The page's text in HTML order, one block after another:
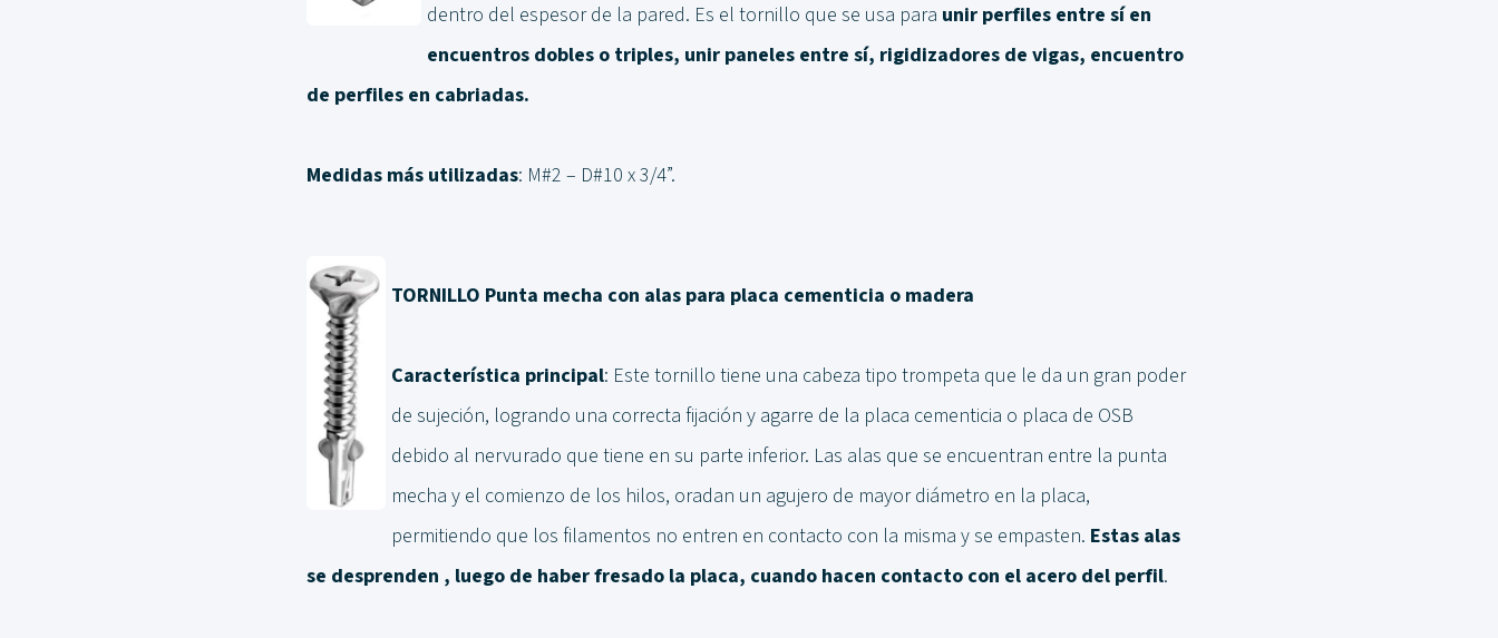
dentro del espesor de la pared. Es el tornillo que se usa para unir perfiles entre sí en
encuentros dobles o triples, unir paneles entre sí, rigidizadores de vigas, encuentro
de perfiles en cabriadas.
Medidas más utilizadas: M#2 – D#10 x 3/4”.
TORNILLO Punta mecha con alas para placa cementicia o madera
Característica principal: Este tornillo tiene una cabeza tipo trompeta que le da un gran poder
de sujeción, logrando una correcta fijación y agarre de la placa cementicia o placa de OSB
debido al nervurado que tiene en su parte inferior. Las alas que se encuentran entre la punta
mecha y el comienzo de los hilos, oradan un agujero de mayor diámetro en la placa,
permitiendo que los filamentos no entren en contacto con la misma y se empasten. Estas alas
se desprenden , luego de haber fresado la placa, cuando hacen contacto con el acero del perfil.